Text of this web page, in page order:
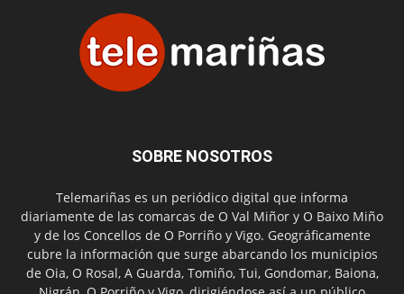
SOBRE NOSOTROS
Telemariñas es un periódico digital que informa
diariamente de las comarcas de O Val Miñor y O Baixo Miño
y de los Concellos de O Porriño y Vigo. Geográficamente
cubre la información que surge abarcando los municipios
de Oia, O Rosal, A Guarda, Tomiño, Tui, Gondomar, Baiona,